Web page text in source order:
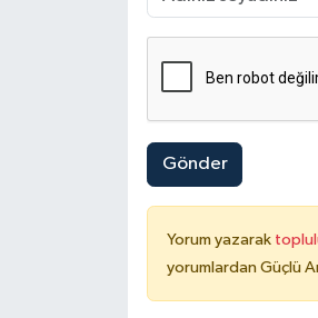
Gönder
Yorum yazarak
yorumlardan Güçlü